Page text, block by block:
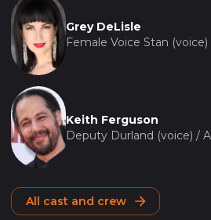
Grey DeLisle
Female Voice Stan (voice)
Keith Ferguson
Deputy Durland (voice) /
All cast and crew